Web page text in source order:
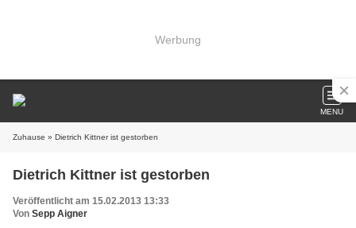
Werbung
MENU
Zuhause » Dietrich Kittner ist gestorben
Dietrich Kittner ist gestorben
Veröffentlicht am 15.02.2013 13:33
Von Sepp Aigner